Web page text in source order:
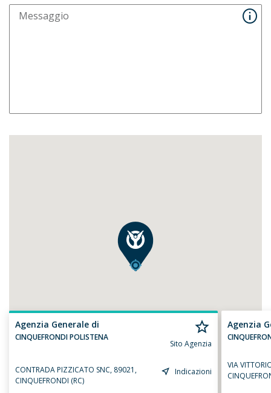
Messaggio
Agenzia Generale di
CINQUEFRONDI POLISTENA
Sito Agenzia
CONTRADA PIZZICATO SNC, 89021,
CINQUEFRONDI (RC)
Indicazioni
Agenzia
VIA